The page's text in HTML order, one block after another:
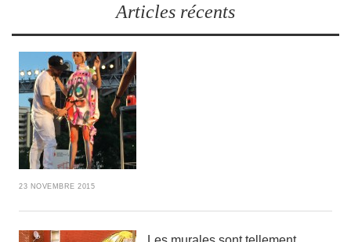
Articles récents
23 NOVEMBRE 2015